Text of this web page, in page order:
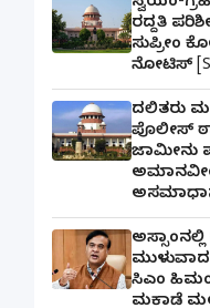
ರದ್ದತಿ
ಸುಪ್ರೀಂ
ನೋಟಿಸ್
ದಲಿತರು
ಪೊಲೀಸ್
ಜಾಮೀನು
ಅಸಮಾಧಾನ
ಸಿಎಂ
ಮಕಾಡೆ